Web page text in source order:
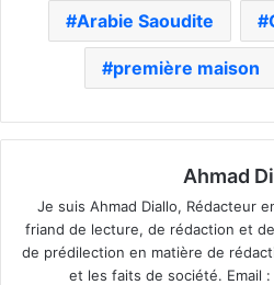
Arabie Saoudite
première maison
Ahmad
Je suis Ahmad Diallo, Rédacteur
friand de lecture, de rédaction et
de prédilection en matière de
et les faits de société. Email :